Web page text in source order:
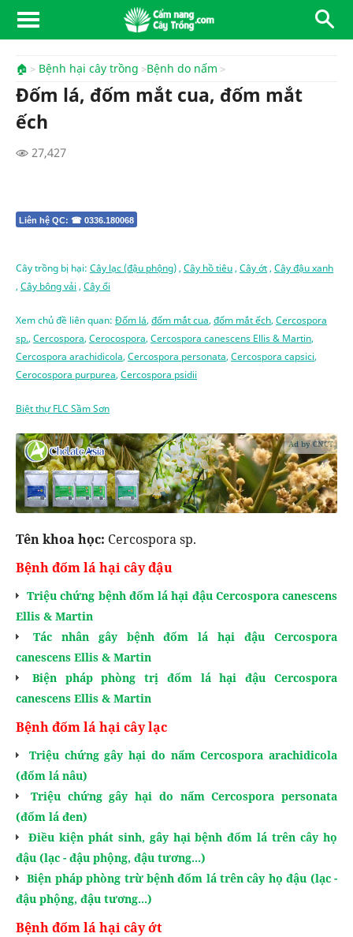
🏠 Bệnh hại cây trồng Bệnh do nấm
Đốm lá, đốm mắt cua, đốm mắt
ếch
27,427
Liên hệ QC: ☎ 0336.180068
Cây trồng bị hại: Cây lạc (đậu phộng), Cây hồ tiêu, Cây ớt, Cây đậu xanh
, Cây bông vải , Cây ổi
Xem chủ đề liên quan: Đốm lá, đốm mắt cua, đốm mắt ếch, Cercospora
sp., Cercospora, Cerocospora, Cercospora canescens Ellis & Martin,
Cercospora arachidicola, Cercospora personata, Cercospora capsici,
Cerocospora purpurea, Cercospora psidii
Biệt thự FLC Sầm Sơn
Ad by CNCT
Tên khoa học: Cercospora sp.
Bệnh đốm lá hại cây đậu
Triệu chứng bệnh đốm lá hại đậu Cercospora canescens
Ellis & Martin
Tác nhân gây bệnh đốm lá hại đậu Cercospora
canescens Ellis & Martin
Biện pháp phòng trị đốm lá hại đậu Cercospora
canescens Ellis & Martin
Bệnh đốm lá hại cây lạc
Triệu chứng gây hại do nấm Cercospora arachidicola
(đốm lá nâu)
Triệu chứng gây hại do nấm Cercospora personata
(đốm lá đen)
Điều kiện phát sinh, gây hại bệnh đốm lá trên cây họ
đậu (lạc - đậu phộng, đậu tương...)
Biện pháp phòng trừ bệnh đốm lá trên cây họ đậu (lạc -
đậu phộng, đậu tương...)
Bệnh đốm lá hại cây ớt